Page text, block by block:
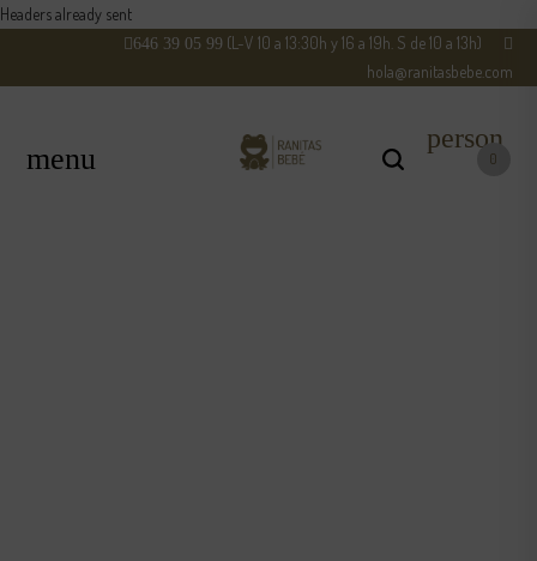
Headers already sent
646 39 05 99 (L-V 10 a 13:30h y 16 a 19h. S de 10 a 13h)
hola@ranitasbebe.com
person
0